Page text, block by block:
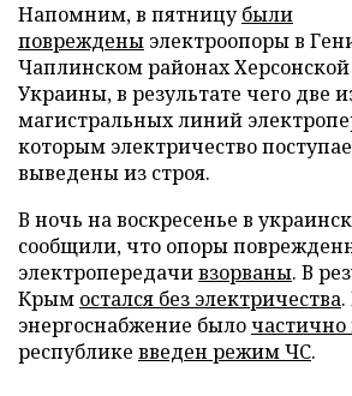
Напомним, в пятницубыли
повреждены электроопоры в
Чаплинском районах Херсонской
Украины, в результате чего две
магистральных линий
которым электричество
выведены из строя.
В ночь на воскресенье в
сообщили, что опоры
электропередачивзорваны. В
Крым остался без электричества
энергоснабжение былочастично
республике введен режим ЧС.